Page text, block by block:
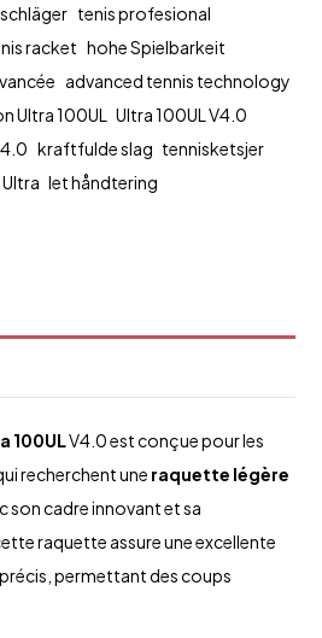
tenis profesional
racket hohe Spielbarkeit
advanced tennis technology
Ultra 100UL Ultra 100UL V4.0
kraftfulde slag tennisketsjer
let håndtering
100ULV4.0 est conçue pour les
recherchent une raquette légère
son cadre innovant et sa
raquette assure une excellente
permettant des coups